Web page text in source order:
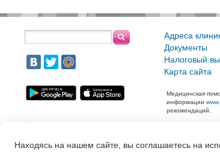
Адреса
Документы
Налоговый
Карта сайта
Медицинская
информации
рекомендаций.
Находясь на нашем сайте, вы соглашаетесь на